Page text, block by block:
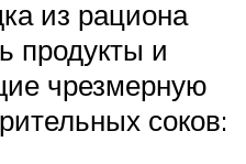
из рациона
продукты и
чрезмерную
соков: